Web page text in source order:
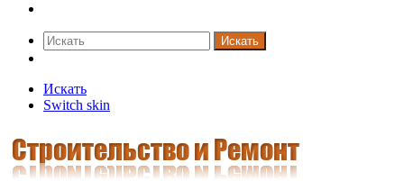
Искать
Искать
Switch skin